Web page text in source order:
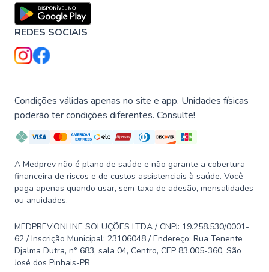
REDES SOCIAIS
Condições válidas apenas no site e app. Unidades físicas
poderão ter condições diferentes. Consulte!
A Medprev não é plano de saúde e não garante a cobertura
financeira de riscos e de custos assistenciais à saúde. Você
paga apenas quando usar, sem taxa de adesão, mensalidades
ou anuidades.
MEDPREV.ONLINE SOLUÇÕES LTDA / CNPJ: 19.258.530/0001-
62 / Inscrição Municipal: 23106048 / Endereço: Rua Tenente
Djalma Dutra, n° 683, sala 04, Centro, CEP 83.005-360, São
José dos Pinhais-PR